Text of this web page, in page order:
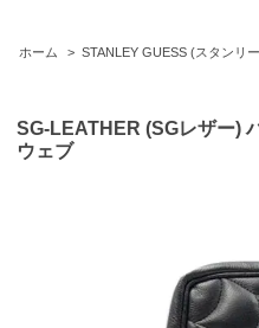
ホーム > STANLEY GUESS (スタンリ
SG-LEATHER (SGレザー)
ウェブ